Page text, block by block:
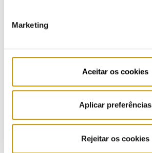
Marketing
Aceitar os cookies
Aplicar preferências
Rejeitar os cookies
Highlights
Publications (PT)